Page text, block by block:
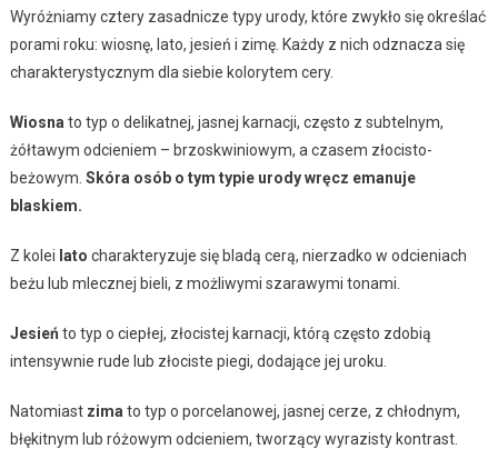
Wyróżniamy cztery zasadnicze typy urody, które zwykło się określać
porami roku: wiosnę, lato, jesień i zimę. Każdy z nich odznacza się
charakterystycznym dla siebie kolorytem cery.
Wiosna to typ o delikatnej, jasnej karnacji, często z subtelnym,
żółtawym odcieniem – brzoskwiniowym, a czasem złocisto-
beżowym. Skóra osób o tym typie urody wręcz emanuje
blaskiem.
Z kolei lato charakteryzuje się bladą cerą, nierzadko w odcieniach
beżu lub mlecznej bieli, z możliwymi szarawymi tonami.
Jesień to typ o ciepłej, złocistej karnacji, którą często zdobią
intensywnie rude lub złociste piegi, dodające jej uroku.
Natomiast zima to typ o porcelanowej, jasnej cerze, z chłodnym,
błękitnym lub różowym odcieniem, tworzący wyrazisty kontrast.